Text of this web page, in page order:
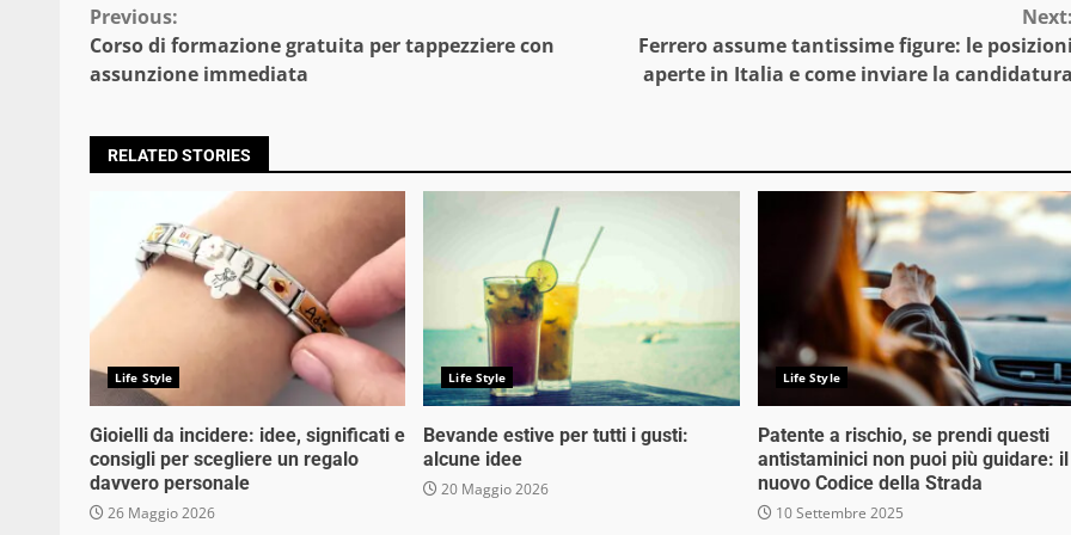
Continue
Reading
Previous:
Corso di formazione gratuita per tappezziere con
assunzione immediata
Next:
Ferrero assume tantissime figure: le posizioni
aperte in Italia e come inviare la candidatura
RELATED STORIES
Life Style
Gioielli da incidere: idee, significati e
consigli per scegliere un regalo
davvero personale
26 Maggio 2026
Life Style
Bevande estive per tutti i gusti:
alcune idee
20 Maggio 2026
Life Style
Patente a rischio, se prendi questi
antistaminici non puoi più guidare: il
nuovo Codice della Strada
10 Settembre 2025